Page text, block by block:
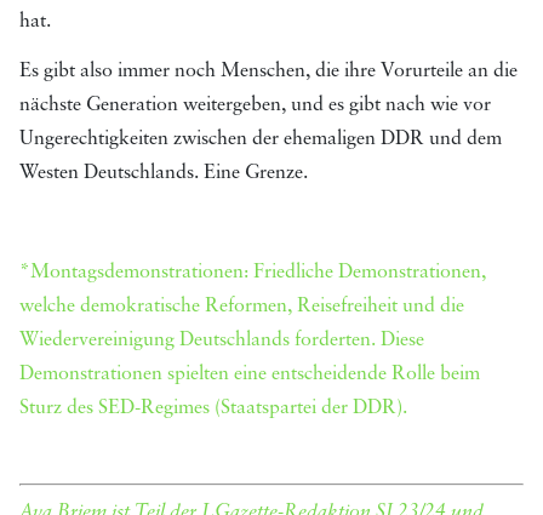
hat.
Es gibt also immer noch Menschen, die ihre Vorurteile an die
nächste Generation weitergeben, und es gibt nach wie vor
Ungerechtigkeiten zwischen der ehemaligen DDR und dem
Westen Deutschlands. Eine Grenze.
*Montagsdemonstrationen: Friedliche Demonstrationen,
welche demokratische Reformen, Reisefreiheit und die
Wiedervereinigung Deutschlands forderten. Diese
Demonstrationen spielten eine entscheidende Rolle beim
Sturz des SED-Regimes (Staatspartei der DDR).